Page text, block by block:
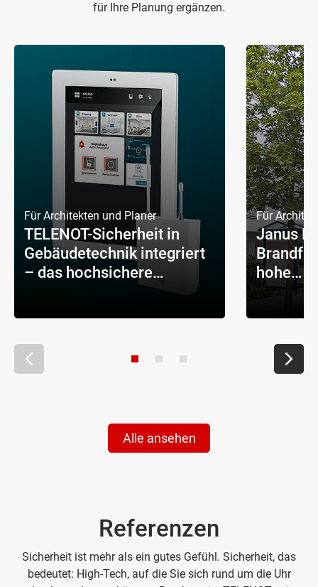
für Ihre Planung ergänzen.
Für Architekten und Planer
TELENOT-Sicherheit in
Gebäudetechnik integriert
– das hochsichere
Fundament für jedes
Für
Janus
hohe
Alle ansehen
Referenzen
Sicherheit ist mehr als ein gutes Gefühl. Sicherheit, das
bedeutet: High-Tech, auf die Sie sich rund um die Uhr